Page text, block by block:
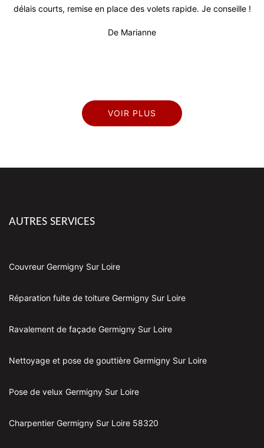
en place des volets rapide. Je conseille !
fiable (surtout au
VOIR PLUS
AUTRES SERVICES
Couvreur Germigny Sur Loire
Réparation fuite de toiture Germigny Sur Loire
Ravalement de façade Germigny Sur Loire
Nettoyage et pose de gouttière Germigny Sur Loire
Pose de velux Germigny Sur Loire
Charpentier Germigny Sur Loire 58320